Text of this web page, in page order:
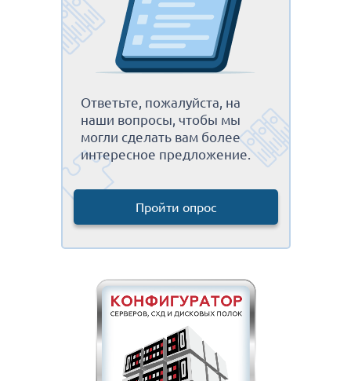
Ответьте, пожалуйста, на
наши вопросы, чтобы мы
могли сделать вам более
интересное предложение.
Пройти опрос